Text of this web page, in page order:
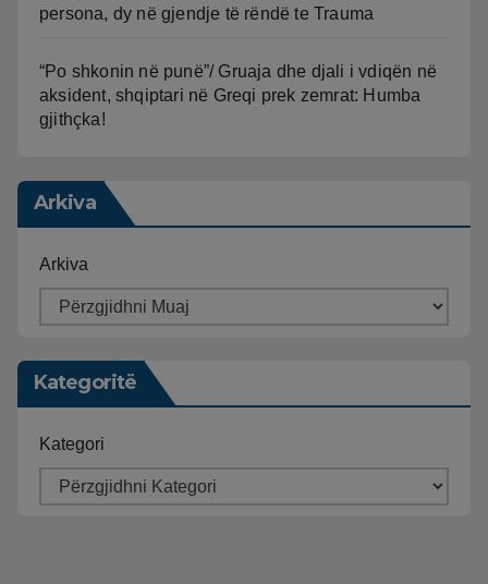
persona, dy në gjendje të rëndë te Trauma
“Po shkonin në punë”/ Gruaja dhe djali i vdiqën në
aksident, shqiptari në Greqi prek zemrat: Humba
gjithçka!
Arkiva
Arkiva
Kategoritë
Kategori